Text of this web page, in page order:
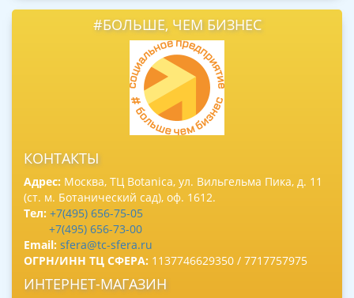
#БОЛЬШЕ, ЧЕМ БИЗНЕС
КОНТАКТЫ
Адрес: Москва, ТЦ Botanica, ул. Вильгельма Пика, д. 11
(ст. м. Ботанический сад), оф. 1612.
Тел: +7(495) 656-75-05
+7(495) 656-73-00
Email: sfera@tc-sfera.ru
ОГРН/ИНН ТЦ СФЕРА: 1137746629350 / 7717757975
ИНТЕРНЕТ-МАГАЗИН